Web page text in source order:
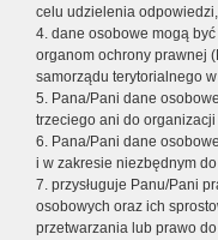
celu udzielenia odpowiedzi,
4. dane osobowe mogą
organom ochrony prawnej
samorządu terytorialnego
5. Pana/Pani dane
trzeciego ani do
6. Pana/Pani dane
i w zakresie niezbędnym
7. przysługuje Panu/Pani
osobowych oraz ich
przetwarzania lub prawo